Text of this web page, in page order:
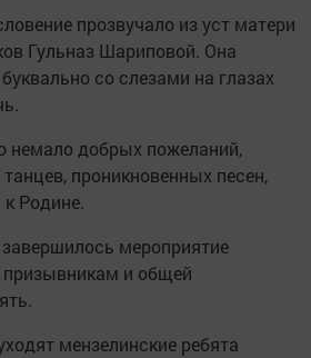
прозвучало из уст матери
Гульназ Шариповой. Она
со слезами на глазах
немало добрых пожеланий,
проникновенных песен,
Родине.
мероприятие
призывникам и общей
мензелинские ребята